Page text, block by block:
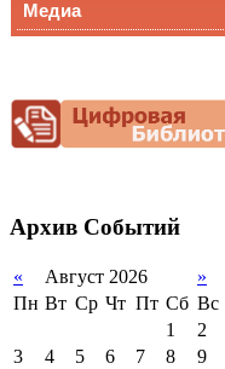
Снижение
документационной
нагрузки
Медиа
Архив Событий
« Август 2026
»
Пн Вт Ср Чт Пт Сб Вс
1
2
3
4 5 6 7 8
9